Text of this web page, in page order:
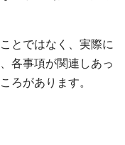
とではなく、実際に
各事項が関連しあっ
ろがあります。